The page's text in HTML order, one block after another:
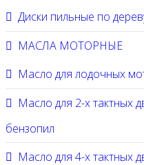
Диски пильные по
МАСЛА МОТОРНЫЕ
Масло для лодочных
Масло для 2-х тактных
бензопил
Масло для 4-х тактных